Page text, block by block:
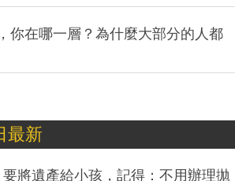
你在哪一層？為什麼大部分的人都
最新
將遺產給小孩，記得：不用辦理拋